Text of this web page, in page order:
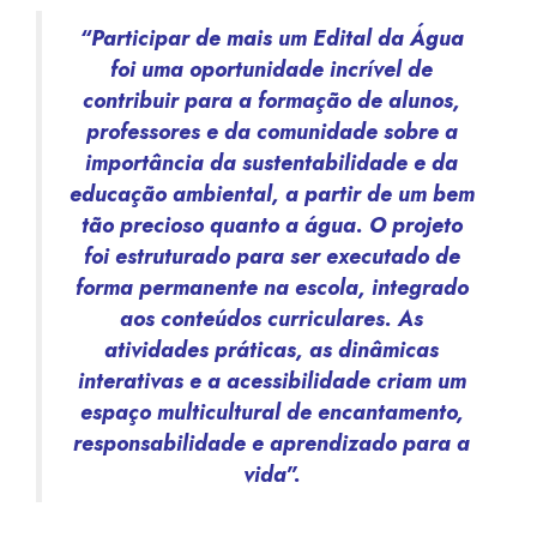
“Participar de mais um Edital da Água
foi uma oportunidade incrível de
contribuir para a formação de alunos,
professores e da comunidade sobre a
importância da sustentabilidade e da
educação ambiental, a partir de um bem
tão precioso quanto a água. O projeto
foi estruturado para ser executado de
forma permanente na escola, integrado
aos conteúdos curriculares. As
atividades práticas, as dinâmicas
interativas e a acessibilidade criam um
espaço multicultural de encantamento,
responsabilidade e aprendizado para a
vida”.